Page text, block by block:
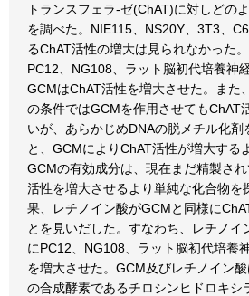
トランスフェラ-ゼ(ChAT)に対しどの
を調べた。NIE115、NS20Y、3T3、
るChAT活性の増大は見られなかった。
PC12、NG108、ラット脳初代培養神
GCMはChAT活性を増大させた。また
の条件ではGCMを作用させてもChAT
いが、あらかじめDNAの脱メチル化剤
と、GCMによりChAT活性が増大する
GCMの有効成分は、現在まだ精製さ
活性を増大させるより単純な化合物を
果、レチノイン酸がGCMと同様に
とを見いだした。すなわち、レチノイ
にPC12、NG108、ラット脳初代培養
を増大させた。GCM及びレチノイン
の合成酵素であるチロシンヒドロキシ